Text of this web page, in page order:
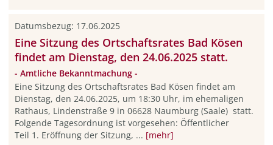
Datumsbezug: 17.06.2025
Eine Sitzung des Ortschaftsrates Bad Kösen
findet am Dienstag, den 24.06.2025 statt.
- Amtliche Bekanntmachung -
Eine Sitzung des Ortschaftsrates Bad Kösen findet am
Dienstag, den 24.06.2025, um 18:30 Uhr, im ehemaligen
Rathaus, Lindenstraße 9 in 06628 Naumburg (Saale) statt.
Folgende Tagesordnung ist vorgesehen: Öffentlicher
Teil 1. Eröffnung der Sitzung, ... [mehr]